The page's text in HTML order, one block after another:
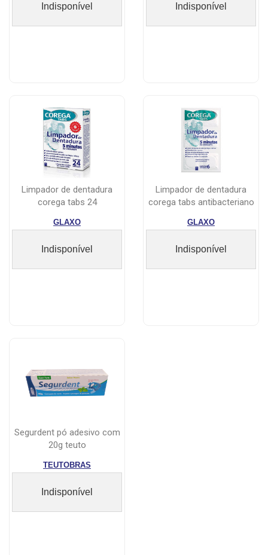
Indisponível Indisponível
limpador de dentadura
corega tabs 24
GLAXO
Indisponível
limpador de dentadura
corega tabs antibacteriano
GLAXO
Indisponível
segurdent pó adesivo com
20g teuto
TEUTOBRAS
Indisponível